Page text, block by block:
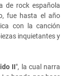
de rock española
fue hasta el año
con la canción
inquietantes y
II", la cual narra